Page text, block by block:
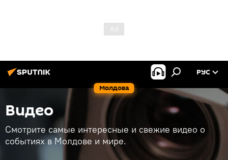
Молдова
РУС
Видео
Смотрите самые интересные и свежие видео о
событиях в Молдове и мире.